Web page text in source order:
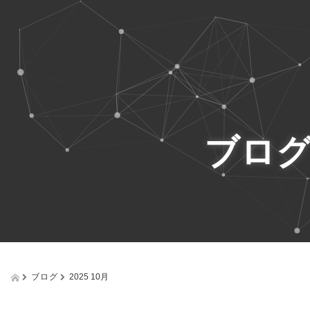
ブロ
ブログ 2025 10月